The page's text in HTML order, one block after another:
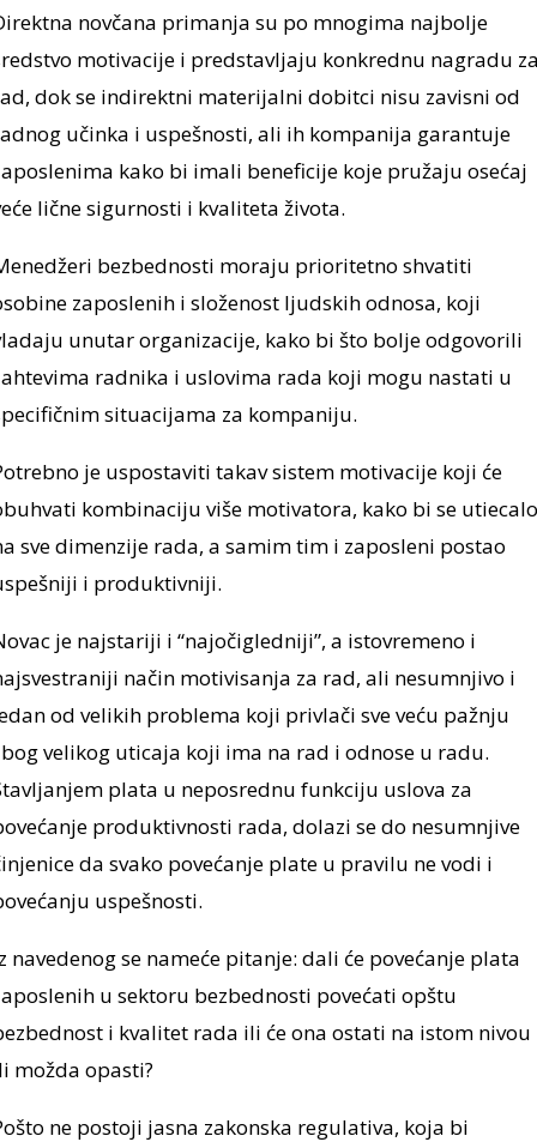
novčana primanja su po mnogima najbolje
motivacije i predstavljaju konkrednu nagradu
dok se indirektni materijalni dobitci nisu zavisni od
učinka i uspešnosti, ali ih kompanija garantuje
kako bi imali beneficije koje pružaju osećaj
lične sigurnosti i kvaliteta života.
bezbednosti moraju prioritetno shvatiti
zaposlenih i složenost ljudskih odnosa, koji
unutar organizacije, kako bi što bolje odgovorili
radnika i uslovima rada koji mogu nastati u
situacijama za kompaniju.
je uspostaviti takav sistem motivacije koji će
kombinaciju više motivatora, kako bi se utiecalo
sve dimenzije rada, a samim tim i zaposleni postao
i produktivniji.
je najstariji i “najočigledniji”, a istovremeno i
način motivisanja za rad, ali nesumnjivo i
od velikih problema koji privlači sve veću pažnju
velikog uticaja koji ima na rad i odnose u radu.
plata u neposrednu funkciju uslova za
produktivnosti rada, dolazi se do nesumnjive
da svako povećanje plate u pravilu ne vodi i
uspešnosti.
navedenog se nameće pitanje: dali će povećanje plata
u sektoru bezbednosti povećati opštu
i kvalitet rada­ ili će ona ostati na istom nivou
možda opasti?
ne postoji jasna zakonska regulativa, koja bi